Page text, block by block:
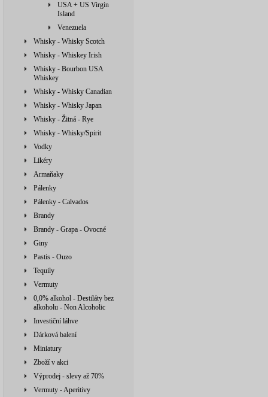
USA + US Virgin
Island
Venezuela
Whisky - Whisky Scotch
Whisky - Whiskey Irish
Whisky - Bourbon USA
Whiskey
Whisky - Whisky Canadian
Whisky - Whisky Japan
Whisky - Žitná - Rye
Whisky - Whisky/Spirit
Vodky
Likéry
Armaňaky
Pálenky
Pálenky - Calvados
Brandy
Brandy - Grapa - Ovocné
Giny
Pastis - Ouzo
Tequily
Vermuty
0,0% alkohol - Destiláty bez
alkoholu - Non Alcoholic
Investiční láhve
Dárková balení
Miniatury
Zboží v akci
Výprodej - slevy až 70%
Vermuty - Aperitivy